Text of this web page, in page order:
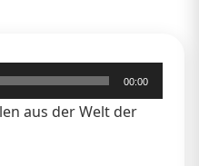
00:00
aus der Welt der